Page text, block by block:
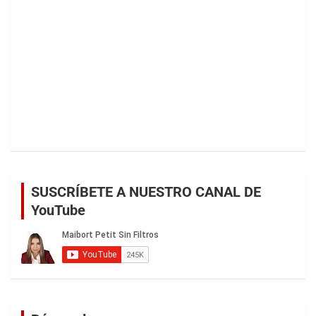
SUSCRÍBETE A NUESTRO CANAL DE
YouTube